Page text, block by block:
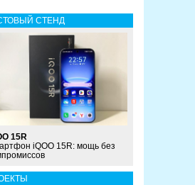
СТЕНД
15R
iQOO 15R: мощь без